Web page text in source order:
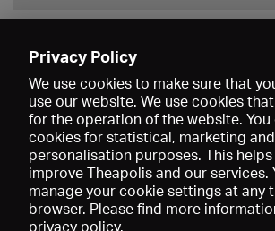
Privacy Policy
We use cookies to make sure that
use our website. We use cookies
for the operation of the website. You
cookies for statistical, marketing and
personalisation purposes. This
improve Theapolis and our services.
manage your cookie settings at any
browser. Please find more
privacy policy.